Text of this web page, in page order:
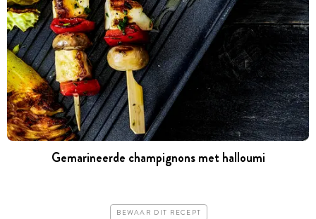
Gemarineerde champignons met halloumi
BEWAAR DIT RECEPT